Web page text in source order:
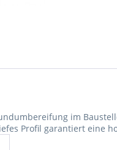
im
Profil garantiert eine